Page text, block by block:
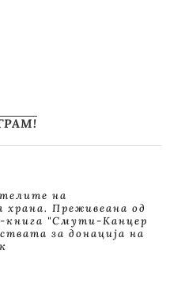
на
храна. Преживеана од
книга "Смути-Канцер
за донација на